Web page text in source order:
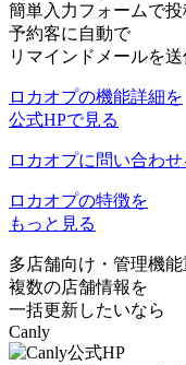
簡単入力フォームで投
予約客に自動で
リマインドメールを
ロカオプの機能詳細を
公式HPで見る
ロカオプに問い合わせ
ロカオプの特徴を
もっと見る
多店舗向け ・ 管理機能
複数の店舗情報を
一括更新したいなら
Canly